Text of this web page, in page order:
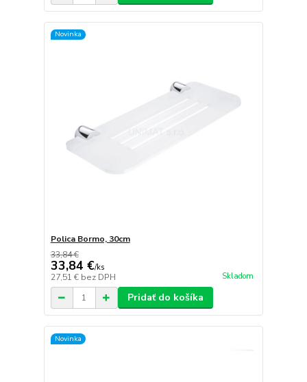
Novinka
Polica Bormo, 30cm
33,84 €
33,84 €/ks
27,51 € bez DPH Skladom
Pridať do košíka
Novinka